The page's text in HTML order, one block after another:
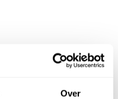
Over